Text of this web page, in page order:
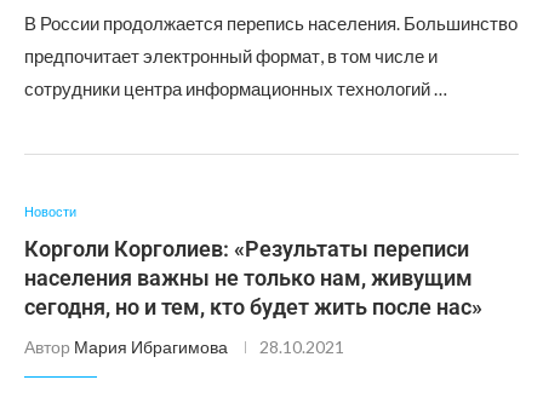
В России продолжается перепись населения. Большинство
предпочитает электронный формат, в том числе и
сотрудники центра информационных технологий …
Новости
Корголи Корголиев: «Результаты переписи
населения важны не только нам, живущим
сегодня, но и тем, кто будет жить после нас»
Автор Мария Ибрагимова 28.10.2021